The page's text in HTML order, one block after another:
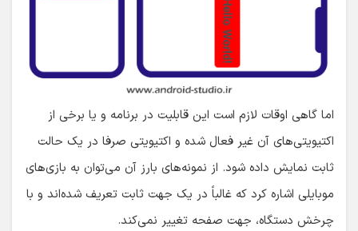
اما گاهی اوقات لازم است این قابلیت در برنامه و یا برخی از
اکتیویتی‌های آن غیر فعال شده و اکتیویتی صرفا در یک حالت
ثابت نمایش داده شود. از نمونه‌های بارز آن می‌توان به بازی‌های
موبایلی اشاره کرد که غالباً در یک جهت ثابت تعریف شده‌اند و با
چرخش دستگاه، جهت صفحه تغییر نمی‌کند.